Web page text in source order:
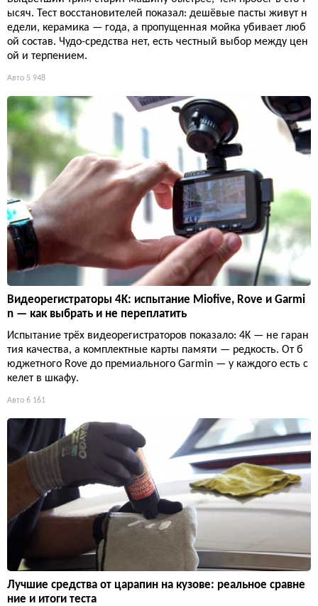
ысяч. Тест восстановителей показал: дешёвые пасты живут н
едели, керамика — года, а пропущенная мойка убивает люб
ой состав. Чудо-средства нет, есть честный выбор между цен
ой и терпением.
Авто 5 948
Видеорегистраторы 4K: испытание Miofive, Rove и Garmi
n — как выбрать и не переплатить
Испытание трёх видеорегистраторов показало: 4K — не гаран
тия качества, а комплектные карты памяти — редкость. От б
юджетного Rove до премиального Garmin — у каждого есть с
келет в шкафу.
Авто 6 161
Лучшие средства от царапин на кузове: реальное сравне
ние и итоги теста